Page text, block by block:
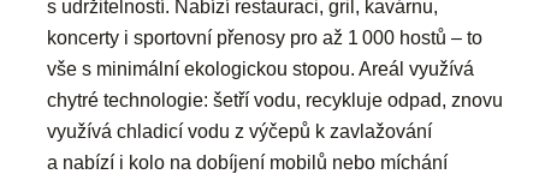
s udržitelností. Nabízí restauraci, gril, kavárnu,
koncerty i sportovní přenosy pro až 1 000 hostů – to
vše s minimální ekologickou stopou. Areál využívá
chytré technologie: šetří vodu, recykluje odpad, znovu
využívá chladicí vodu z výčepů k zavlažování
a nabízí i kolo na dobíjení mobilů nebo míchání